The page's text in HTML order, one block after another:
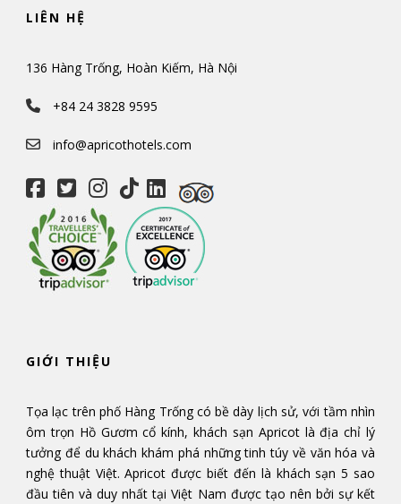
LIÊN HỆ
136 Hàng Trống, Hoàn Kiếm, Hà Nội
+84 24 3828 9595
info@apricothotels.com
GIỚI THIỆU
Tọa lạc trên phố Hàng Trống có bề dày lịch sử, với tầm nhìn
ôm trọn Hồ Gươm cổ kính, khách sạn Apricot là địa chỉ lý
tưởng để du khách khám phá những tinh túy về văn hóa và
nghệ thuật Việt. Apricot được biết đến là khách sạn 5 sao
đầu tiên và duy nhất tại Việt Nam được tạo nên bởi sự kết